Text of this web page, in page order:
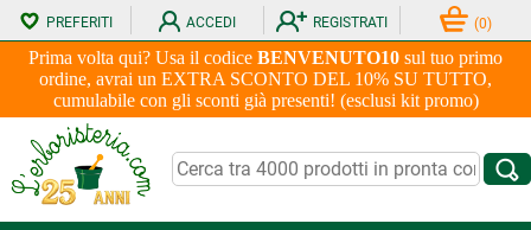
Prima volta qui? Usa il codice BENVENUTO10 sul tuo primo
ordine, avrai un EXTRA SCONTO DEL 10% SU TUTTO,
cumulabile con gli sconti già presenti! (esclusi kit promo)
PREFERITI ACCEDI REGISTRATI (0)